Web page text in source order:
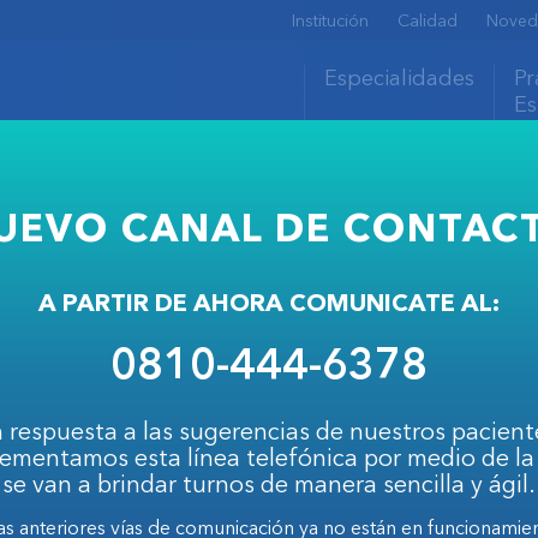
Institución Calidad
Especialidades
Díaz Mendoza,
SEGUIR LEYENDO
CANAL DE
A PARTIR DE AHORA COMUNICATE AL:
0810-444-6378
respuesta a las sugerencias de nuestros
esta línea telefónica por medio de
se van a brindar turnos de manera sencilla y ágil.
anteriores vías de comunicación ya no están en